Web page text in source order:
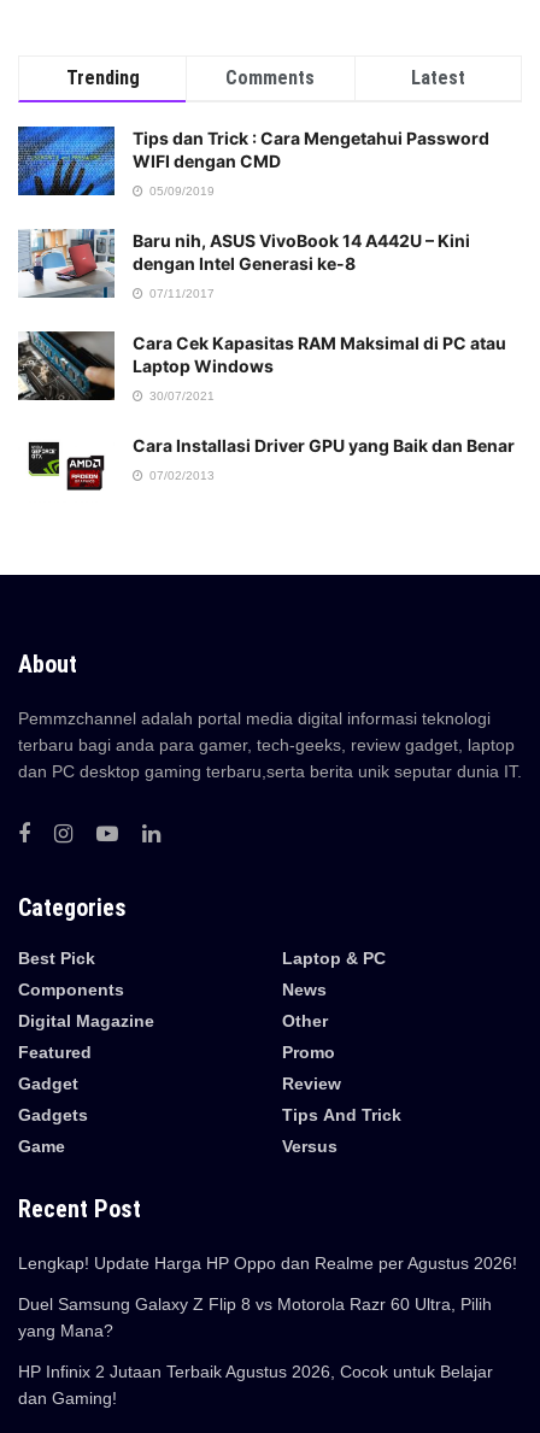
Trending Comments Latest
Tips dan Trick : Cara Mengetahui Password
WIFI dengan CMD
05/09/2019
Baru nih, ASUS VivoBook 14 A442U – Kini
dengan Intel Generasi ke-8
07/11/2017
Cara Cek Kapasitas RAM Maksimal di PC atau
Laptop Windows
30/07/2021
Cara Installasi Driver GPU yang Baik dan Benar
07/02/2013
About
Pemmzchannel adalah portal media digital informasi teknologi
terbaru bagi anda para gamer, tech-geeks, review gadget, laptop
dan PC desktop gaming terbaru,serta berita unik seputar dunia IT.
Categories
Best Pick
Components
Digital Magazine
Featured
Gadget
Gadgets
Game
Laptop & PC
News
Other
Promo
Review
Tips And Trick
Versus
Recent Post
Lengkap! Update Harga HP Oppo dan Realme per Agustus 2026!
Duel Samsung Galaxy Z Flip 8 vs Motorola Razr 60 Ultra, Pilih
yang Mana?
HP Infinix 2 Jutaan Terbaik Agustus 2026, Cocok untuk Belajar
dan Gaming!